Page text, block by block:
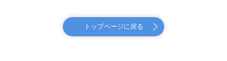
トップページに戻る